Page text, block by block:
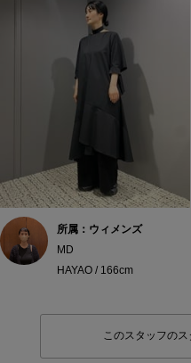
所属：ウィメンズ
MD
HAYAO / 166cm
このスタッフの